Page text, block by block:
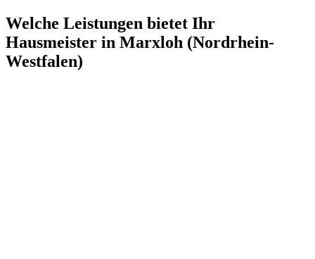
Welche Leistungen bietet Ihr
Hausmeister in Marxloh (Nordrhein-
Westfalen)